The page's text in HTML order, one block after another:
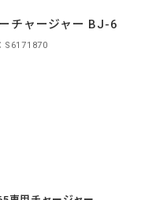
ーチャージャー BJ-6
S6171870